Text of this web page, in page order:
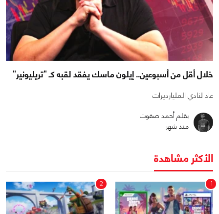
خلال أقل من أسبوعين.. إيلون ماسك يفقد لقبه كـ "تريليونير"
عاد لنادي المليارديرات
بقلم أحمد صفوت
منذ شهر
الأكثر مشاهدة
1
2